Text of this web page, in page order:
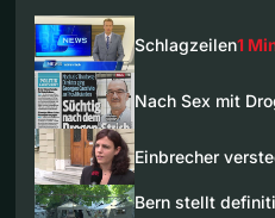
Schlagzeilen1
Nach Sex mit
Einbrecher
Bern stellt